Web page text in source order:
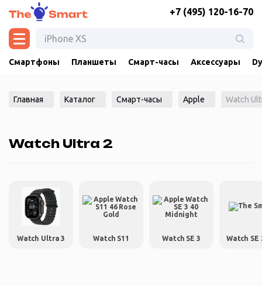
+7 (495) 120-16-70
Смартфоны Планшеты Смарт-часы Аксессуары
Главная Каталог Смарт-часы Apple Watch
Watch Ultra 2
Watch Ultra 3 Watch S11 Watch SE 3 Watch SE